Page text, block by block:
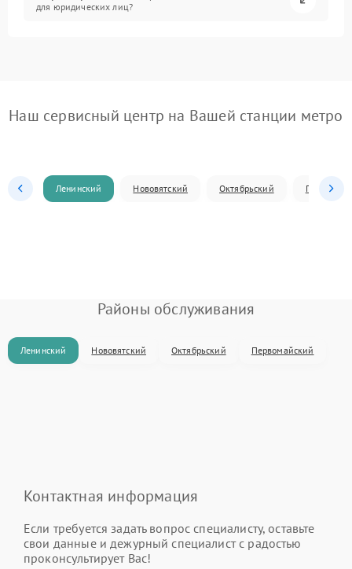
для юридических лиц?
Наш сервисный центр на Вашей станции метро
Ленинский Нововятский Октябрьский
Районы обслуживания
Ленинский Нововятский Октябрьский Первомайский
Контактная информация
Если требуется задать вопрос специалисту, оставьте
свои данные и дежурный специалист с радостью
проконсультирует Вас!